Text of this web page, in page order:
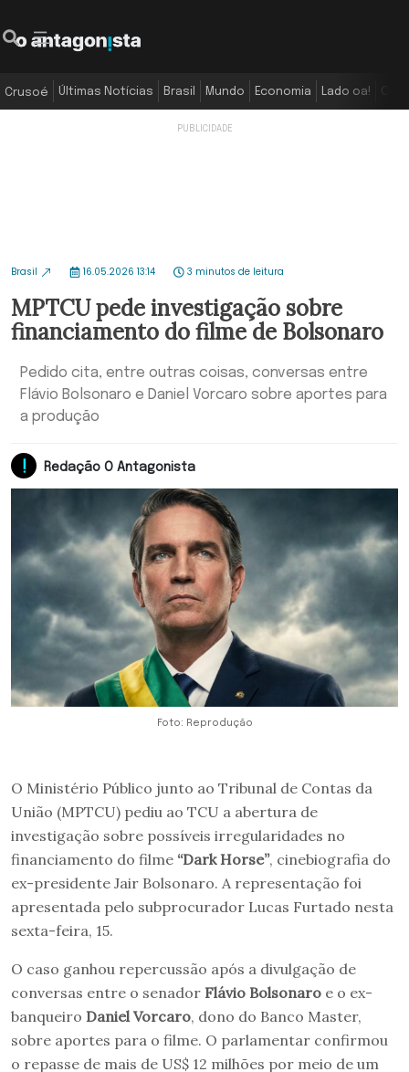
Crusoé Últimas Notícias Brasil Mundo Economia Lado oa!
Brasil 16.05.2026 13:14 3 minutos de leitura
MPTCU pede investigação sobre
financiamento do filme de Bolsonaro
Pedido cita, entre outras coisas, conversas entre
Flávio Bolsonaro e Daniel Vorcaro sobre aportes para
a produção
Redação O Antagonista
Foto: Reprodução
O Ministério Público junto ao Tribunal de Contas da
União (MPTCU) pediu ao TCU a abertura de
investigação sobre possíveis irregularidades no
financiamento do filme “Dark Horse”, cinebiografia do
ex-presidente Jair Bolsonaro. A representação foi
apresentada pelo subprocurador Lucas Furtado nesta
sexta-feira, 15.
O caso ganhou repercussão após a divulgação de
conversas entre o senador Flávio Bolsonaro e o ex-
banqueiro Daniel Vorcaro, dono do Banco Master,
sobre aportes para o filme. O parlamentar confirmou
o repasse de mais de US$ 12 milhões por meio de um